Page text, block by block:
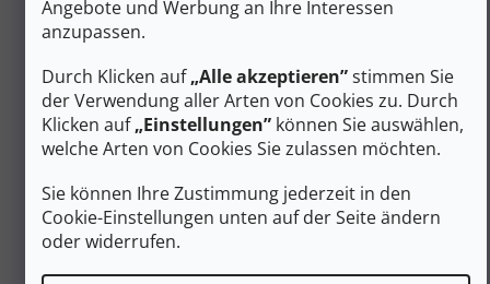
Angebote und Werbung an Ihre Interessen
anzupassen.
Durch Klicken auf„Alle akzeptieren”stimmen Sie
der Verwendung aller Arten von Cookies zu. Durch
Klicken auf„Einstellungen” können Sie auswählen,
welche Arten von Cookies Sie zulassen möchten.
Sie können Ihre Zustimmung jederzeit in den
Cookie-Einstellungen unten auf der Seite ändern
oder widerrufen.
70 €